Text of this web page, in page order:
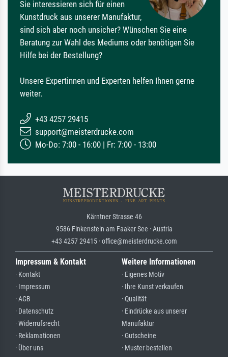
Sie interessieren sich für einen
Kunstdruck aus unserer Manufaktur,
sind sich aber noch unsicher? Wünschen Sie eine
Beratung zur Wahl des Mediums oder benötigen Sie
Hilfe bei der Bestellung?
Unsere Expertinnen und Experten helfen Ihnen gerne
weiter.
+43 4257 29415
support@meisterdrucke.com
Mo-Do: 7:00 - 16:00 | Fr: 7:00 - 13:00
Kärntner Strasse 46
9586 Finkenstein am Faaker See · Austria
+43 4257 29415 · office@meisterdrucke.com
Impressum & Kontakt
· Kontakt
· Impressum
· AGB
· Datenschutz
· Widerrufsrecht
· Reklamationen
· Über uns
Weitere Informationen
· Eigenes Motiv
· Ihre Kunst verkaufen
· Qualität
· Eindrücke aus unserer
Manufaktur
· Gutscheine
· Muster bestellen